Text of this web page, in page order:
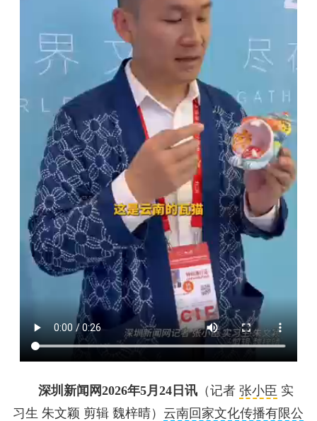
深圳新闻网2026年5月24日讯（记者 张小臣 实
习生 朱文颖 剪辑 魏梓晴） 云南回家文化传播有限公